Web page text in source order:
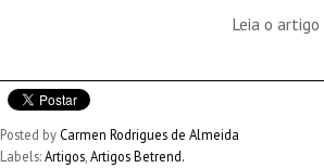
Leia o
Posted by Carmen Rodrigues de Almeida
Labels:Artigos Artigos Betrend.